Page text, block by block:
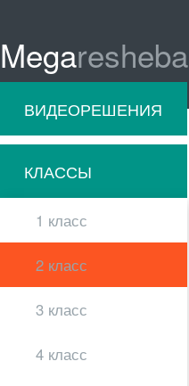
Megaresheba
ВИДЕОРЕШЕНИЯ
КЛАССЫ
1 класс
2 класс
3 класс
4 класс